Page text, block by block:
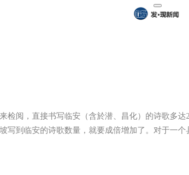
检阅，直接书写临安（含於潜、昌化）的诗歌多
写到临安的诗歌数量，就要成倍增加了。对于一